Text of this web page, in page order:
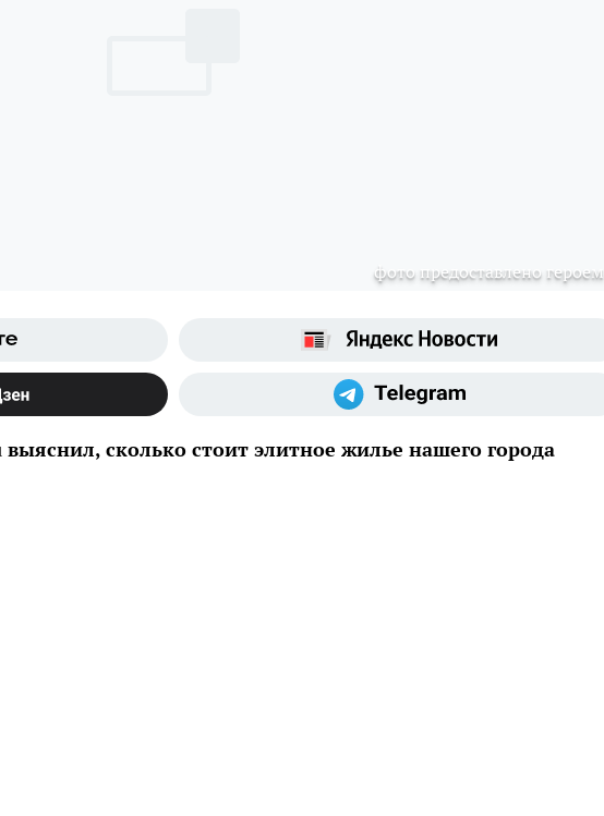
фото предоставлено героем
сколько стоит элитное жилье нашего города